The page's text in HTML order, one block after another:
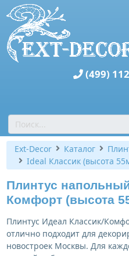
(499)
Ext-Decor Каталог
Ideal Классик (высота
Плинтус
Комфорт (высота
Плинтус Идеал Классик/
отлично подходит для
новостроек Москвы. Для